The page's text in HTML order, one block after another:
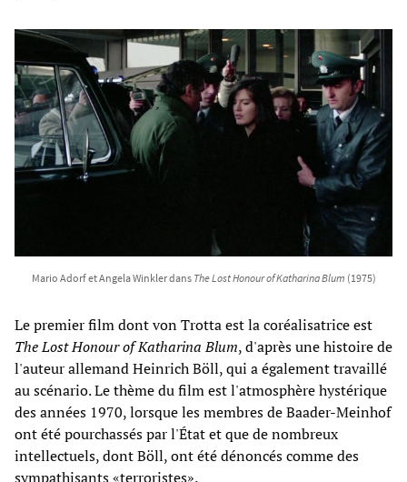
Mario Adorf et Angela Winkler dans The Lost Honour of Katharina Blum (1975)
Le premier film dont von Trotta est la coréalisatrice est
The Lost Honour of Katharina Blum, d'après une histoire de
l'auteur allemand Heinrich Böll, qui a également travaillé
au scénario. Le thème du film est l'atmosphère hystérique
des années 1970, lorsque les membres de Baader-Meinhof
ont été pourchassés par l'État et que de nombreux
intellectuels, dont Böll, ont été dénoncés comme des
sympathisants «terroristes».